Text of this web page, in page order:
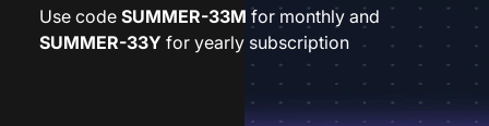
Use code SUMMER-33M for monthly and
SUMMER-33Y for yearly subscription